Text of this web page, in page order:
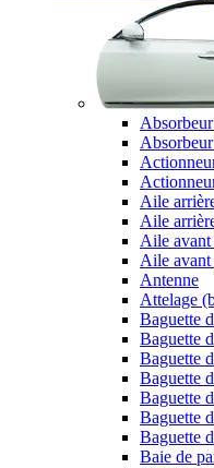
Aile
Aile
Aile
Aile avant
Antenne
Attelage
Baguette
Baguette
Baguette
Baguette
Baguette
Baguette
Baguette
Baie de